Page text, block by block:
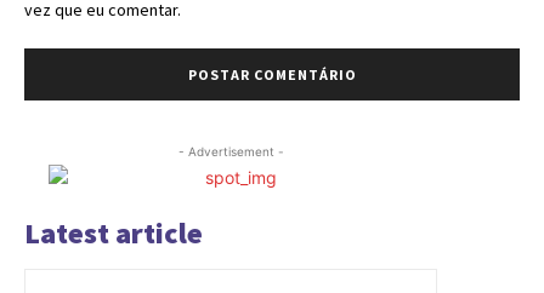
vez que eu comentar.
- Advertisement -
Latest article